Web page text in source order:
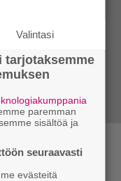
– muista
Valintasi
tarjotaksemme
paremman
sisältöä ja
seuraavasti
evästeitä